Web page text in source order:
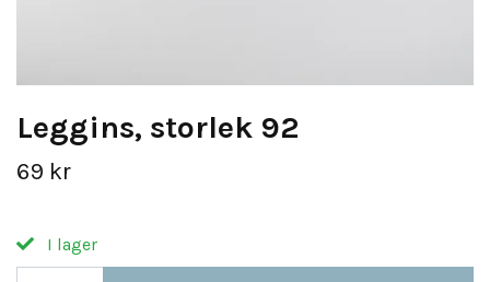
Leggins, storlek 92
69 kr
I lager